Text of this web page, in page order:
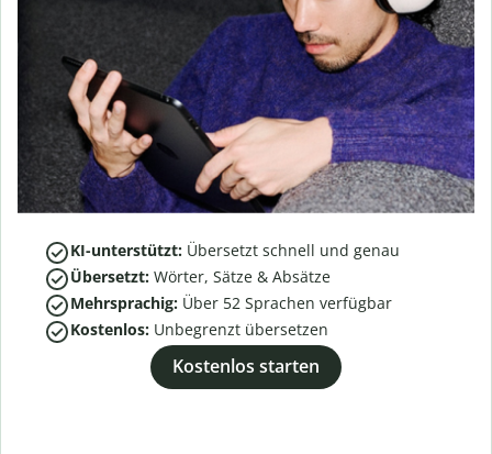
KI-unterstützt: Übersetzt schnell und genau
Übersetzt: Wörter, Sätze & Absätze
Mehrsprachig: Über 52 Sprachen verfügbar
Kostenlos: Unbegrenzt übersetzen
Kostenlos starten